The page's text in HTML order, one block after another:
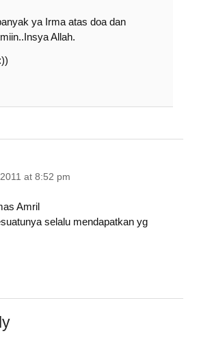
ya Irma atas doa dan
Allah.
at 8:52 pm
Amril
selalu mendapatkan yg